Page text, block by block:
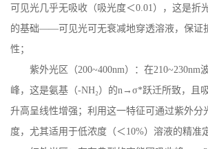
可见光几乎无吸收（吸光度＜0.01），这是折
的基础——可见光可无衰减地穿透溶液，保证
性；
紫外光区（200~400nm）：在210~230nm
峰，这是氨基（-NH₂）的n →σ*跃迁所致，且
升高呈线性增强；利用这一特征可通过紫外分
度，尤其适用于低浓度（＜10%）溶液的精准